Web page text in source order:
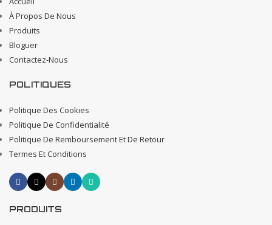
À Propos De Nous
Produits
Bloguer
Contactez-Nous
POLITIQUES
Politique Des Cookies
Politique De Confidentialité
Politique De Remboursement Et De Retour
Termes Et Conditions
PRODUITS